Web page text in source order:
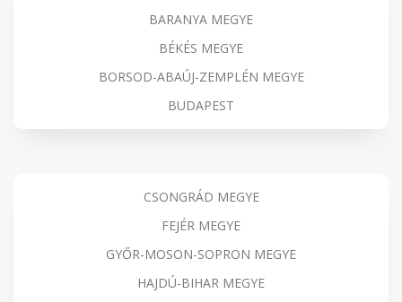
BARANYA MEGYE
BÉKÉS MEGYE
BORSOD-ABAÚJ-ZEMPLÉN MEGYE
BUDAPEST
CSONGRÁD MEGYE
FEJÉR MEGYE
GYŐR-MOSON-SOPRON MEGYE
HAJDÚ-BIHAR MEGYE